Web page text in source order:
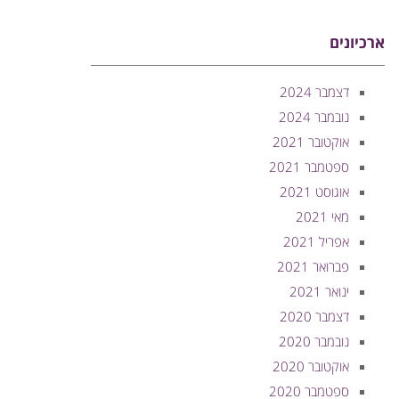
ארכיונים
דצמבר 2024
נובמבר 2024
אוקטובר 2021
ספטמבר 2021
אוגוסט 2021
מאי 2021
אפריל 2021
פברואר 2021
ינואר 2021
דצמבר 2020
נובמבר 2020
אוקטובר 2020
ספטמבר 2020